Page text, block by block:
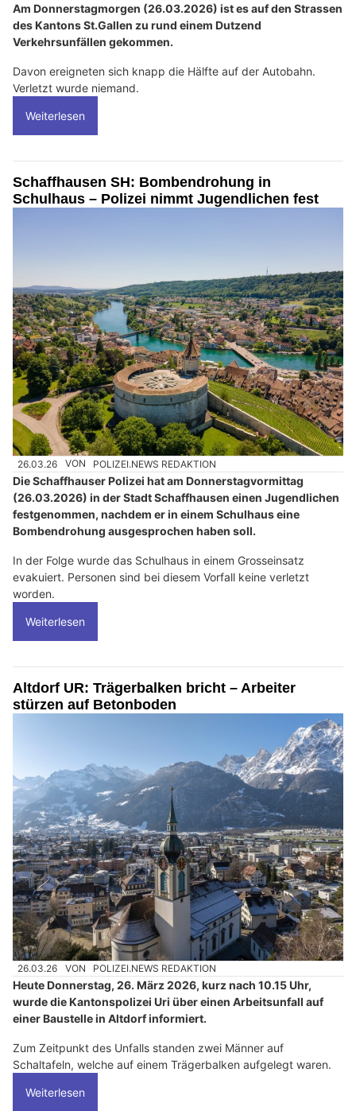
Am Donnerstagmorgen (26.03.2026) ist es auf den Strassen
des Kantons St.Gallen zu rund einem Dutzend
Verkehrsunfällen gekommen.
Davon ereigneten sich knapp die Hälfte auf der Autobahn.
Verletzt wurde niemand.
Weiterlesen
Schaffhausen SH: Bombendrohung in
Schulhaus – Polizei nimmt Jugendlichen fest
26.03.26 VON POLIZEI.NEWS REDAKTION
Die Schaffhauser Polizei hat am Donnerstagvormittag
(26.03.2026) in der Stadt Schaffhausen einen Jugendlichen
festgenommen, nachdem er in einem Schulhaus eine
Bombendrohung ausgesprochen haben soll.
In der Folge wurde das Schulhaus in einem Grosseinsatz
evakuiert. Personen sind bei diesem Vorfall keine verletzt
worden.
Weiterlesen
Altdorf UR: Trägerbalken bricht – Arbeiter
stürzen auf Betonboden
26.03.26 VON POLIZEI.NEWS REDAKTION
Heute Donnerstag, 26. März 2026, kurz nach 10.15 Uhr,
wurde die Kantonspolizei Uri über einen Arbeitsunfall auf
einer Baustelle in Altdorf informiert.
Zum Zeitpunkt des Unfalls standen zwei Männer auf
Schaltafeln, welche auf einem Trägerbalken aufgelegt waren.
Weiterlesen